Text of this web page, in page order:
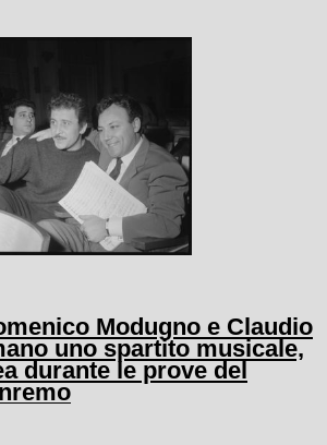
Modugno e Claudio
uno spartito musicale,
durante le prove del